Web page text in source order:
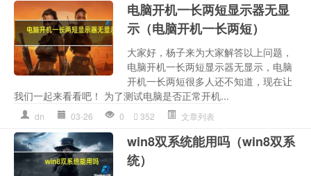
电脑开机一长两短显示器无显
示（电脑开机一长两短）
大家好，杨子来为大家解答以上问题，
电脑开机一长两短显示器无显示，电脑
开机一长两短很多人还不知道，现在让
我们一起来看看吧！ 为了测试电脑是否正常开机...
dn 03-26 0 352 文章列表
win8双系统能用吗（win8双系
统）